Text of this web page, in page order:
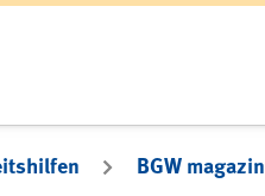
BGW magazin